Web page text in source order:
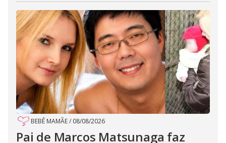
BEBÊ MAMÃE/ 08/08/2026
Pai de Marcos Matsunaga faz